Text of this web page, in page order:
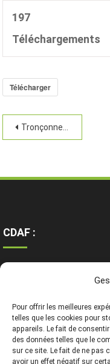
Pour offrir les meilleures
telles que les cookies pour
appareils. Le fait de
des données telles que le
sur ce site. Le fait de ne pas
avoir un effet négatif sur
197
Téléchargements
Télécharger
Tronçonneuse
CDAF :
Mentions légales